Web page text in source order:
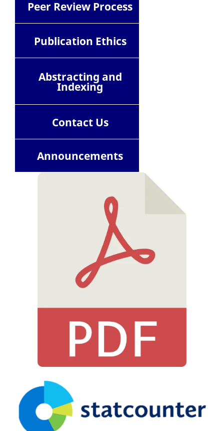
Peer Review Process
Publication Ethics
Abstracting and
Indexing
ContactUs
Announcements